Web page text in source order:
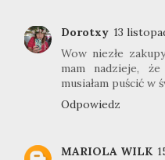
Dorotxy 13
Wow niezłe
mam nadzieje,
musiałam puścić w
Odpowiedz
MARIOLA WILK